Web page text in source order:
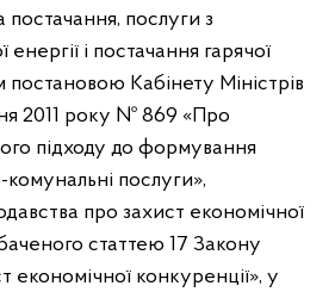
постачання, послуги з
енергії і постачання гарячої
Кабінету Міністрів
2011 року № 869 «Про
підходу до формування
послуги»,
про захист економічної
статтею 17 Закону
економічної конкуренції», у